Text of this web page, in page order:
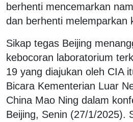
berhenti mencemarkan
dan berhenti melemparkan
Sikap tegas Beijing
kebocoran laboratorium
19 yang diajukan oleh CIA
Bicara Kementerian Luar
China Mao Ning dalam
Beijing, Senin (27/1/2025).